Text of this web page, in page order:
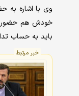
وی با اشاره به
خودش هم حضور
باید به حساب
خبر مرتبط